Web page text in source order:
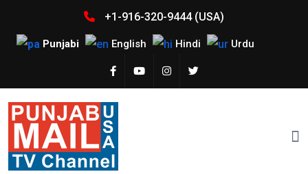
+1-916-320-9444 (USA)
Punjabi English Hindi Urdu